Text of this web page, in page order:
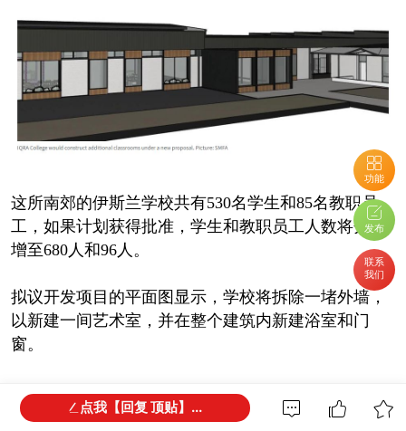
功能
发布
联系
我们
这所南郊的伊斯兰学校共有530名学生和85名教职员
工，如果计划获得批准，学生和教职员工人数将分别
增至680人和96人。
拟议开发项目的平面图显示，学校将拆除一堵外墙，
以新建一间艺术室，并在整个建筑内新建浴室和门
窗。
位于O'Halloran Hill的IQRA Islamic College今年的学费
增加了22.6%，从2,120澳元增加到2,600澳元。
点我【回复 顶贴】...